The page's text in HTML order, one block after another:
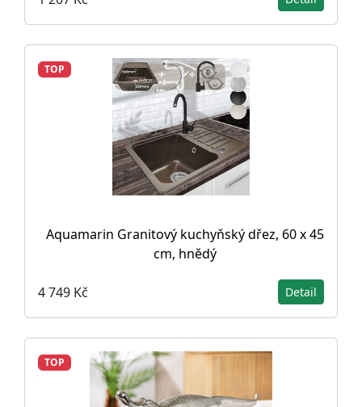
TOP
Aquamarin Granitový kuchyňský dřez, 60 x 45
cm, hnědý
4 749 Kč Detail
TOP